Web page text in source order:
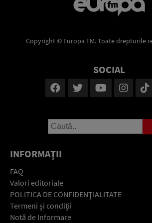
Copyright © Europa FM. Toate drepturile
SOCIAL
INFORMAŢII
FAQ
Valori editoriale
POLITICA DE CONFIDENŢIALITATE
Termeni şi condiţii
Notă de Informare